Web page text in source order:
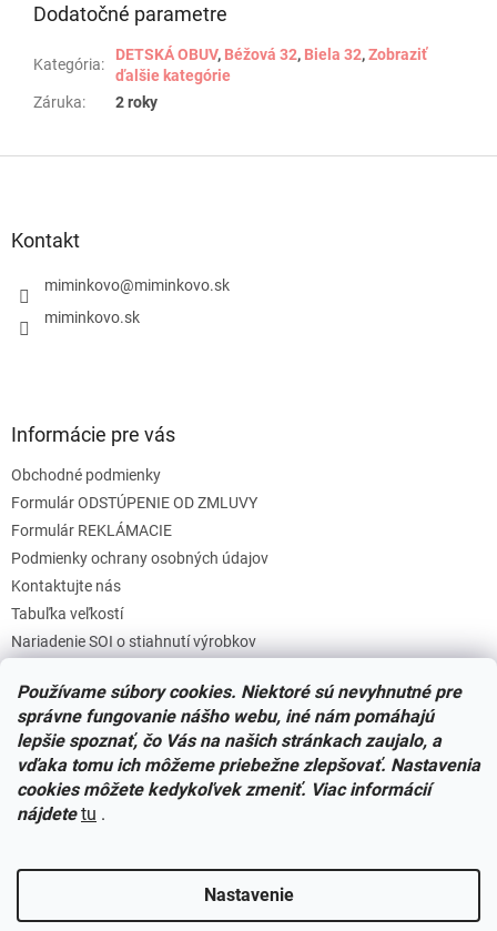
Používame súbory cookies. Niektoré sú nevyhnutné pre
správne fungovanie nášho webu, iné nám pomáhajú
lepšie spoznať, čo Vás na našich stránkach zaujalo, a
vďaka tomu ich môžeme priebežne zlepšovať. Nastavenia
cookies môžete kedykoľvek zmeniť. Viac informácií
nájdete tu .
Nastavenie
Dodatočné parametre
Kategória:
DETSKÁ OBUV, Béžová 32, Biela 32,Zobraziť
ďalšie kategórie
Záruka: 2 roky
Kontakt
miminkovo@miminkovo.sk
miminkovo.sk
Informácie pre vás
Obchodné podmienky
Formulár ODSTÚPENIE OD ZMLUVY
Formulár REKLÁMACIE
Podmienky ochrany osobných údajov
Kontaktujte nás
Tabuľka veľkostí
Nariadenie SOI o stiahnutí výrobkov
Zásady súborov COOKIES
Facebook
Vytvoril Shoptet